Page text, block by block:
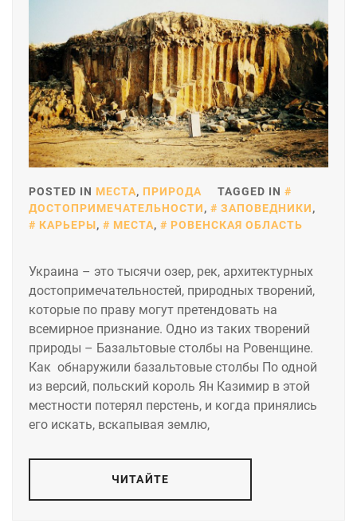
POSTED IN МЕСТА, ПРИРОДА
TAGGED IN
ДОСТОПРИМЕЧАТЕЛЬНОСТИ, ЗАПОВЕДНИКИ,
КАРЬЕРЫ, МЕСТА, РОВЕНСКАЯ ОБЛАСТЬ
Украина – это тысячи озер, рек, архитектурных
достопримечательностей, природных творений,
которые по праву могут претендовать на
всемирное признание. Одно из таких творений
природы – Базальтовые столбы на Ровенщине.
Как обнаружили базальтовые столбы По одной
из версий, польский король Ян Казимир в этой
местности потерял перстень, и когда принялись
его искать, вскапывая землю,
ЧИТАЙТЕ